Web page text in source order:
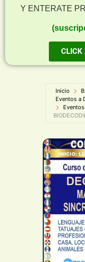
Y ENTERATE
CLICK
Inicio
Eventos a